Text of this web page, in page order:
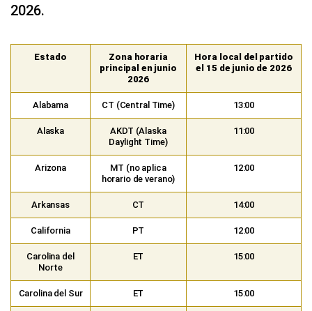
2026.
Estado
Zona horaria
principal en junio
2026
Hora local del partido
el 15 de junio de 2026
Alabama CT (Central Time) 13:00
Alaska
AKDT (Alaska
Daylight Time)
11:00
Arizona
MT (no aplica
horario de verano)
12:00
Arkansas CT 14:00
California PT 12:00
Carolina del
Norte
ET 15:00
Carolina del Sur ET 15:00